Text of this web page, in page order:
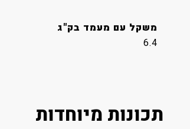
משקל עם מעמד בק"ג
6.4
תכונות מיוחדות